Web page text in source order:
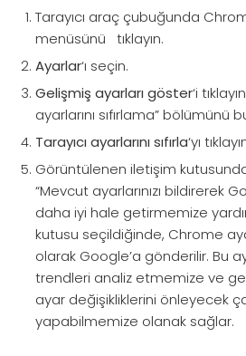
Tarayıcı araç çubuğunda
menüsünü tıklayın.
Ayarlar‘ı seçin.
Gelişmiş ayarları göster‘i
ayarlarını sıfırlama” bölümünü
Tarayıcı ayarlarını sıfırla‘yı
Görüntülenen iletişim
“Mevcut ayarlarınızı bildirerek
daha iyi hale getirmemize
kutusu seçildiğinde, Chrome
olarak Google’a gönderilir. Bu
trendleri analiz etmemize ve
ayar değişikliklerini önleyecek
yapabilmemize olanak sağlar.